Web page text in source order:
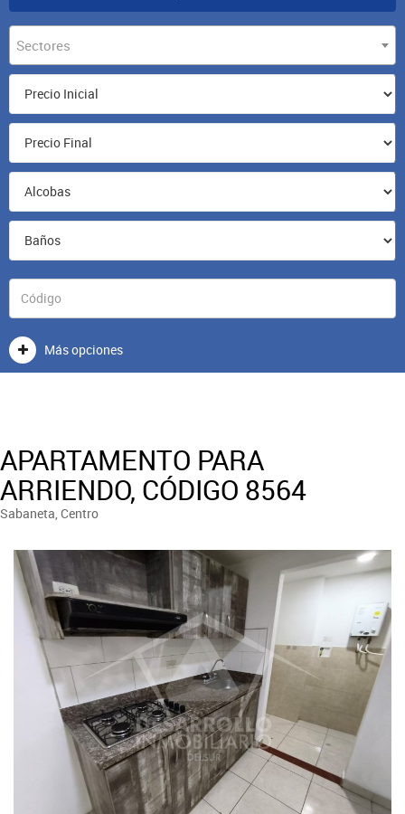
Sectores
Más opciones
APARTAMENTO PARA
ARRIENDO, CÓDIGO 8564
Sabaneta, Centro